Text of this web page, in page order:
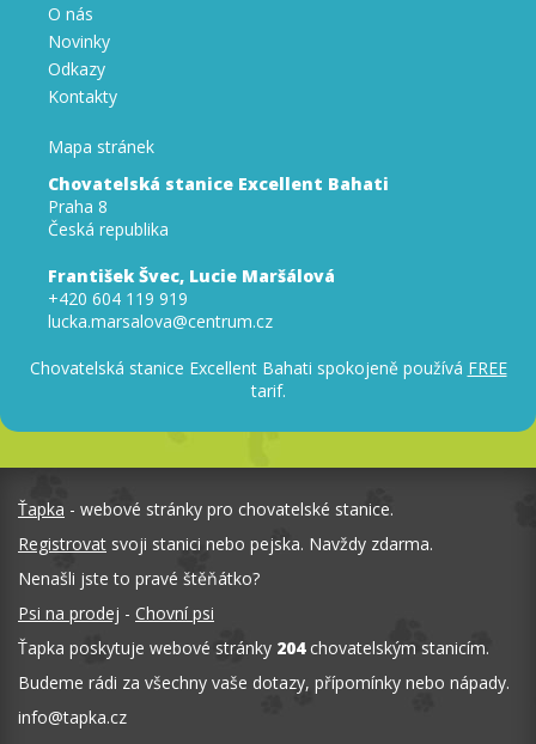
O nás
Novinky
Odkazy
Kontakty
Mapa stránek
Chovatelská stanice Excellent Bahati
Praha 8
Česká republika
František Švec, Lucie Maršálová
+420 604 119 919
lucka.marsalova@centrum.cz
Chovatelská stanice Excellent Bahati spokojeně používá FREE
tarif.
Ťapka - webové stránky pro chovatelské stanice.
Registrovat svoji stanici nebo pejska. Navždy zdarma.
Nenašli jste to pravé štěňátko?
Psi na prodej - Chovní psi
Ťapka poskytuje webové stránky 204chovatelským stanicím.
Budeme rádi za všechny vaše dotazy, přípomínky nebo nápady.
info@tapka.cz